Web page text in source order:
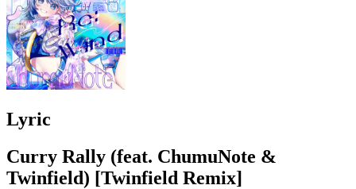
Lyric
Curry Rally (feat. ChumuNote &
Twinfield) [Twinfield Remix]